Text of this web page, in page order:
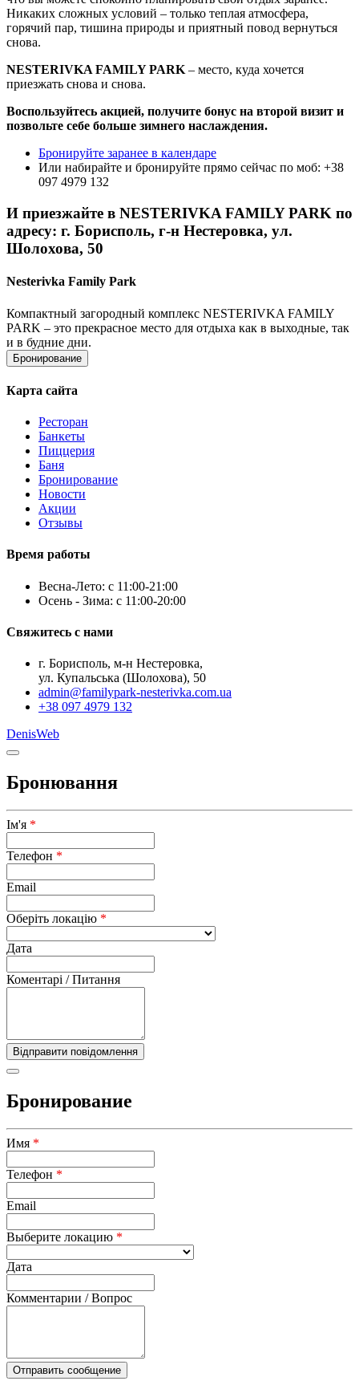
Никаких сложных условий – только теплая атмосфера,
горячий пар, тишина природы и приятный повод вернуться
снова.
NESTERIVKA FAMILY PARK – место, куда хочется
приезжать снова и снова.
Воспользуйтесь акцией, получите бонус на второй визит и
позвольте себе больше зимнего наслаждения.
Бронируйте заранее в календаре
Или набирайте и бронируйте прямо сейчас по моб: +38
097 4979 132
И приезжайте в NESTERIVKA FAMILY PARK по
адресу: г. Борисполь, г-н Нестеровка, ул.
Шолохова, 50
Nesterivka Family Park
Компактный загородный комплекс NESTERIVKA FAMILY
PARK – это прекрасное место для отдыха как в выходные, так
и в будние дни.
Бронирование
Карта сайта
Ресторан
Банкеты
Пиццерия
Баня
Бронирование
Новости
Акции
Отзывы
Время работы
Весна-Лето: с 11:00-21:00
Осень - Зима: с 11:00-20:00
Свяжитесь с нами
г. Борисполь, м-н Нестеровка,
ул. Купальська (Шолохова), 50
admin@familypark-nesterivka.com.ua
+38 097 4979 132
DenisWeb
Бронювання
Ім'я *
Телефон *
Email
Оберіть локацію *
Дата
Коментарі / Питання
Бронирование
Имя *
Телефон *
Email
Выберите локацию *
Дата
Комментарии / Вопрос